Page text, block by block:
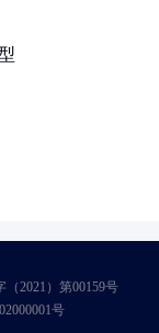
2021）第00159号
号